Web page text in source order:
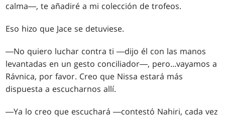
calma―, te añadiré a mi colección de trofeos.
Eso hizo que Jace se detuviese.
―No quiero luchar contra ti ―dijo él con las manos
levantadas en un gesto conciliador―, pero...vayamos a
Rávnica, por favor. Creo que Nissa estará más
dispuesta a escucharnos allí.
―Ya lo creo que escuchará ―contestó Nahiri, cada vez